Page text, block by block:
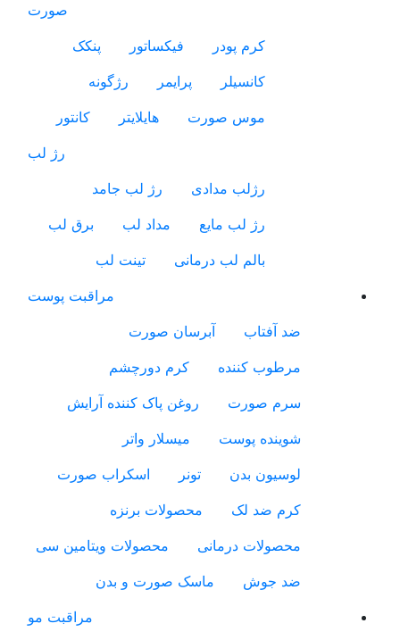
صورت
کرم پودر
فیکساتور
پنکک
کانسیلر
پرایمر
رژگونه
موس صورت
هایلایتر
کانتور
رژ لب
رژلب مدادی
رژ لب جامد
رژ لب مایع
مداد لب
برق لب
بالم لب درمانی
تینت لب
مراقبت پوست
ضد آفتاب
آبرسان صورت
مرطوب کننده
کرم دورچشم
سرم صورت
روغن پاک کننده آرایش
شوینده پوست
میسلار واتر
لوسیون بدن
تونر
اسکراب صورت
کرم ضد لک
محصولات برنزه
محصولات درمانی
محصولات ویتامین سی
ضد جوش
ماسک صورت و بدن
مراقبت مو